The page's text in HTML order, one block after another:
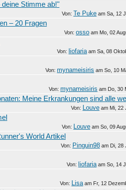
Stimme ab!"
Von: Te Puke am Sa, 12
– 20 Fragen
Von: osso am Mo, 02
Von: liofaria am Sa, 08
Von: mynameisiris am So, 10
Von: mynameisiris am Do, 30
Meine Erkrankungen sind alle
Von: Louve am Mi, 22
Von: Louve am So, 09
World Artikel
Von: Pinguin98 am Di, 28
Von: liofaria am So, 14
Von: Lisa am Fr, 12